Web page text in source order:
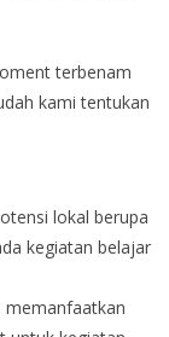
terbenam
kami tentukan
lokal berupa
kegiatan belajar
memanfaatkan